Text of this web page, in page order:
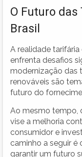
O Futuro
Brasil
A realidade
enfrenta desafios
modernização das
renováveis são
futuro do
Ao mesmo tempo,
vise a melhoria
consumidor e
caminho a seguir é
garantir um futuro